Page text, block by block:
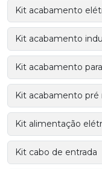
Kit acabamento
Kit acabamento
Kit acabamento
Kit acabamento
Kit alimentação
Kit cabo de entrada